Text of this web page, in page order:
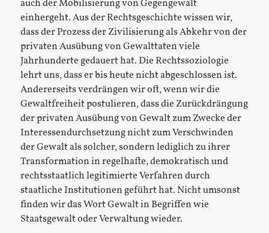
auch der Mobilisierung von Gegengewalt
einhergeht. Aus der Rechtsgeschichte wissen wir,
dass der Prozess der Zivilisierung als Abkehr von der
privaten Ausübung von Gewalttaten viele
Jahrhunderte gedauert hat. Die Rechtssoziologie
lehrt uns, dass er bis heute nicht abgeschlossen ist.
Andererseits verdrängen wir oft, wenn wir die
Gewaltfreiheit postulieren, dass die Zurückdrängung
der privaten Ausübung von Gewalt zum Zwecke der
Interessendurchsetzung nicht zum Verschwinden
der Gewalt als solcher, sondern lediglich zu ihrer
Transformation in regelhafte, demokratisch und
rechtsstaatlich legitimierte Verfahren durch
staatliche Institutionen geführt hat. Nicht umsonst
finden wir das Wort Gewalt in Begriffen wie
Staatsgewalt oder Verwaltung wieder.